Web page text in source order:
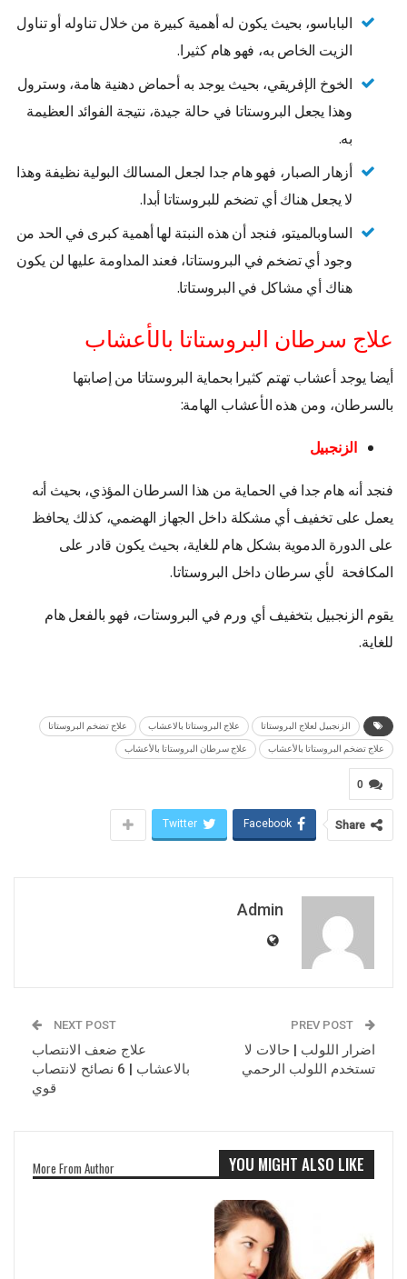
الباباسو، بحيث يكون له أهمية كبيرة من خلال تناوله أو تناول
الزيت الخاص به، فهو هام كثيرا.
الخوخ الإفريقي، بحيث يوجد به أحماض دهنية هامة، وسترول
وهذا يجعل البروستاتا في حالة جيدة، نتيجة الفوائد العظيمة
به.
أزهار الصبار، فهو هام جدا لجعل المسالك البولية نظيفة وهذا
لا يجعل هناك أي تضخم للبروستاتا أبدا.
الساوبالميتو، فنجد أن هذه النبتة لها أهمية كبرى في الحد من
وجود أي تضخم في البروستاتا، فعند المداومة عليها لن يكون
هناك أي مشاكل في البروستاتا.
علاج سرطان البروستاتا بالأعشاب
أيضا يوجد أعشاب تهتم كثيرا بحماية البروستاتا من إصابتها
بالسرطان، ومن هذه الأعشاب الهامة:
الزنجبيل
فنجد أنه هام جدا في الحماية من هذا السرطان المؤذي، بحيث أنه
يعمل على تخفيف أي مشكلة داخل الجهاز الهضمي، كذلك يحافظ
على الدورة الدموية بشكل هام للغاية، بحيث يكون قادر على
المكافحة لأي سرطان داخل البروستاتا.
يقوم الزنجبيل بتخفيف أي ورم في البروستات، فهو بالفعل هام
للغاية.
الزنجبيل لعلاج البروستاتا علاج البروستاتا بالاعشاب علاج تضخم البروستاتا
علاج تضخم البروستاتا بالأعشاب علاج سرطان البروستاتا بالأعشاب
0
Share
Facebook
Twitter
Admin
اضرار اللولب | حالات لا
تستخدم اللولب الرحمي
NEXT POST
علاج ضعف الانتصاب
بالاعشاب | 6 نصائح لانتصاب
قوي
YOU MIGHT ALSO LIKE
More From Author